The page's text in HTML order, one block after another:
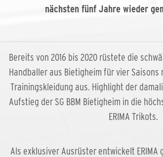
nächsten fünf Jahre wieder
Bereits von 2016 bis 2020 rüstete die
Handballer aus Bietigheim für vier
Trainingskleidung aus. Highlight der
Aufstieg der SG BBM Bietigheim in die
ERIMA Trikots.
Als exklusiver Ausrüster entwickelt ERIMA